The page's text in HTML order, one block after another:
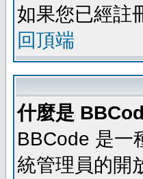
如果您已經註
回頂端
什麼是
BBCode 是一
統管理員的開